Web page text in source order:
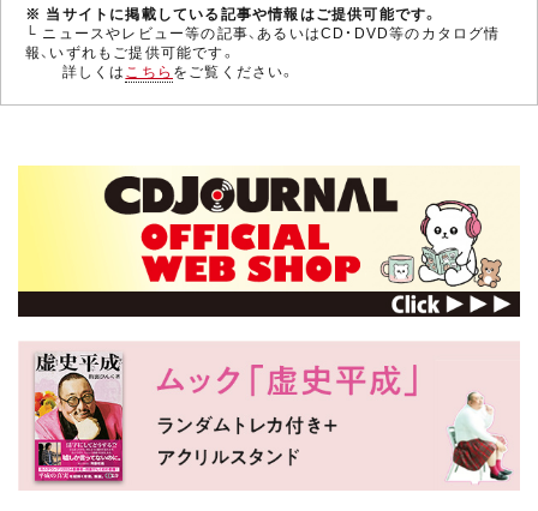
※ 当サイトに掲載している記事や情報はご提供可能です。
└ ニュースやレビュー等の記事、あるいはCD・DVD等のカタログ情
報、いずれもご提供可能です。
詳しくはこちら をご覧ください。